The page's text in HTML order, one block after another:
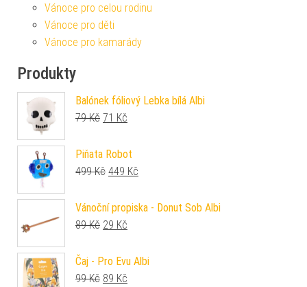
Vánoce pro celou rodinu
Vánoce pro děti
Vánoce pro kamarády
Produkty
Balónek fóliový Lebka bílá Albi
79Kč Původní cena byla: 79 Kč.
71 Kč
Piňata Robot
499Kč Původní cena byla: 499 Kč.
449 Kč
Vánoční propiska - Donut Sob Albi
89Kč Původní cena byla: 89 Kč.
29 Kč
Čaj - Pro Evu Albi
99Kč Původní cena byla: 99 Kč.
89 Kč